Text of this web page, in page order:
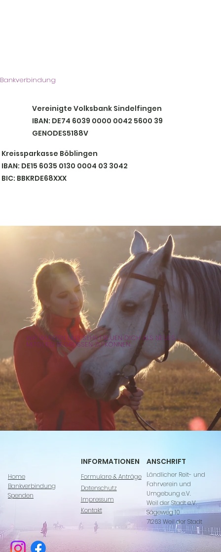
Bankverbindung
Kreissparkasse Böblingen
IBAN: DE15 6035 0130 0004 03 3042
BIC: BBKRDE68XXX
Vereinigte Volksbank Sindelfingen
IBAN: DE74 6039 0000 0042 5600 39
GENODES5188V
WIR WÜRDEN UNS SEHR FREUEN DICH ALS NEUES
MITGLIED BEGRÜSSEN ZU KÖNNEN.
Home
Bankverbindung
Spenden
INFORMATIONEN
Formulare & Anträge
Datenschutz
Impressum
Kontakt
ANSCHRIFT
Ländlicher Reit- und
Fahrverein und
Umgebung e.V.
Weil der Stadt e.V.
Sägeweg 10
71263 Weil der Stadt